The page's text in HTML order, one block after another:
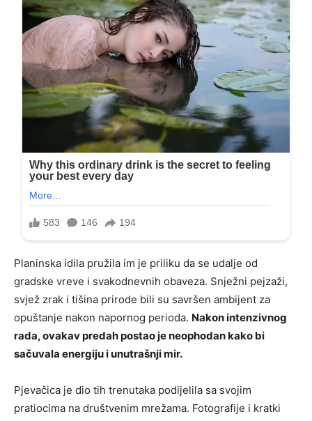
Planinska idila pružila im je priliku da se udalje od
gradske vreve i svakodnevnih obaveza. Snježni pejzaži,
svjež zrak i tišina prirode bili su savršen ambijent za
opuštanje nakon napornog perioda. Nakon intenzivnog
rada, ovakav predah postao je neophodan kako bi
sačuvala energiju i unutrašnji mir.
Pjevačica je dio tih trenutaka podijelila sa svojim
pratiocima na društvenim mrežama. Fotografije i kratki